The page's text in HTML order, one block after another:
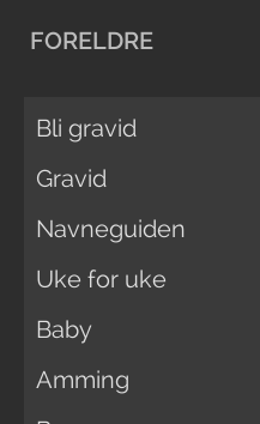
FORELDRE
Bli gravid
Gravid
Navneguiden
Uke for uke
Baby
Amming